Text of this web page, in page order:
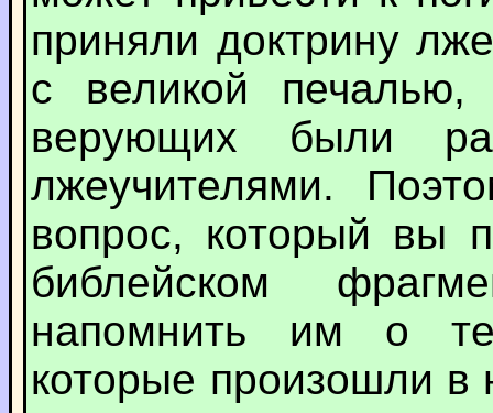
приняли доктрину
с великой печалью,
верующих были
лжеучителями.
вопрос, который вы
библейском
напомнить им о
которые произошли в